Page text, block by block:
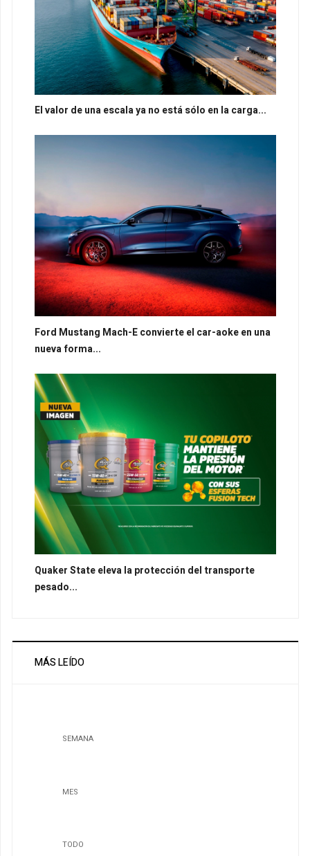
El valor de una escala ya no está sólo en la carga...
Ford Mustang Mach-E convierte el car-aoke en una
nueva forma...
Quaker State eleva la protección del transporte
pesado...
MÁS LEÍDO
SEMANA
MES
TODO